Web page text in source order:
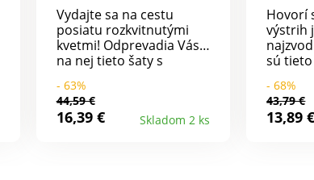
Vydajte sa na cestu
posiatu rozkvitnutými
kvetmi! Odprevadia Vás
na nej tieto šaty s
ľahkého vzdušného
krepu. Midi dĺžka.
Štvorcový výstrih.
- 63%
44,59 €
16,39 € Skladom 2 ks
Hovorí
výstrih
sú
Šaty so
- 68%
43,79 €
13,89 €